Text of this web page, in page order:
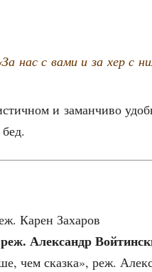
нас с вами и за хер с
и заман­чи­во
Карен Захаров
Алек­сандр
чем сказ­ка», реж.